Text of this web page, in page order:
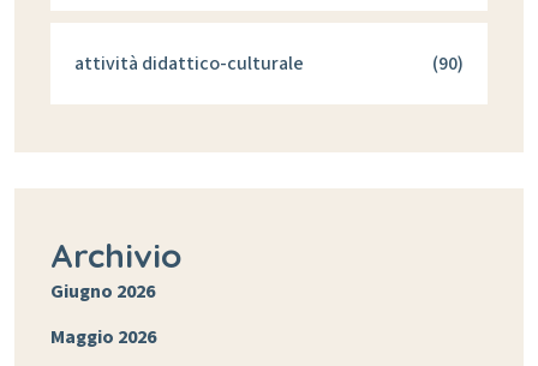
attività didattico-culturale (90)
Archivio
Giugno 2026
Maggio 2026